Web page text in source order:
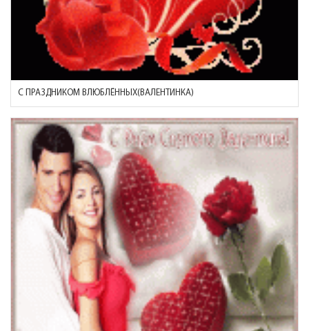
С ПРАЗДНИКОМ ВЛЮБЛЁННЫХ(ВАЛЕНТИНКА)